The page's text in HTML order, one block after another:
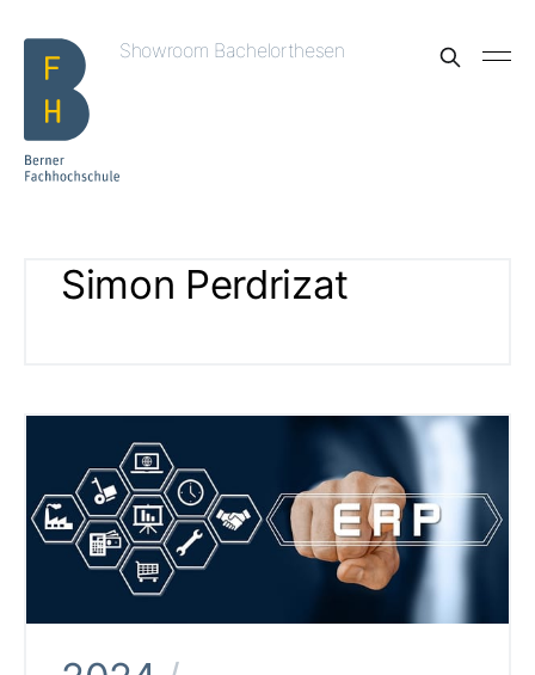
Showroom Bachelorthesen
Simon Perdrizat